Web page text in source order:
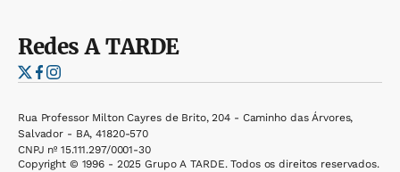
RedesA TARDE
Rua Professor Milton Cayres de Brito, 204 - Caminho das Árvores,
Salvador - BA, 41820-570
CNPJ nº 15.111.297/0001-30
Copyright © 1996 - 2025 Grupo A TARDE. Todos os direitos reservados.